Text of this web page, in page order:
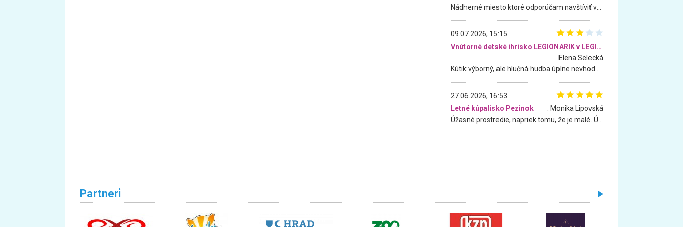
09.07.2026, 15:15
Vnútorné detské ihrisko LEGIONARIK v LEGIA Fitness
Elena Selecká
27.06.2026, 16:53
Letné kúpalisko Pezinok
. Monika Lipovská
Partneri